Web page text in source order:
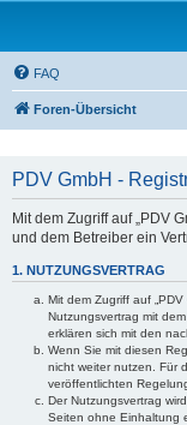
FAQ
Foren-Übersicht
PDV GmbH -
Mit dem Zugriff auf „PDV
und dem Betreiber ein
1. NUTZUNGSVERTRAG
Mit dem Zugriff auf
Nutzungsvertrag mit
erklären sich mit den
Wenn Sie mit diesen
nicht weiter nutzen. Für
veröffentlichten
Der Nutzungsvertrag
Seiten ohne Einhaltung